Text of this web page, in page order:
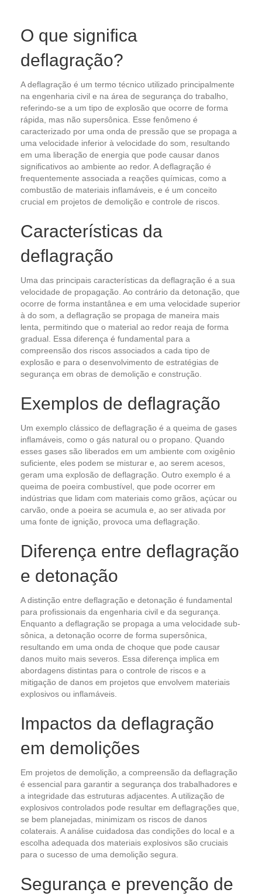
O que significa
deflagração?
A deflagração é um termo técnico utilizado principalmente
na engenharia civil e na área de segurança do trabalho,
referindo-se a um tipo de explosão que ocorre de forma
rápida, mas não supersônica. Esse fenômeno é
caracterizado por uma onda de pressão que se propaga a
uma velocidade inferior à velocidade do som, resultando
em uma liberação de energia que pode causar danos
significativos ao ambiente ao redor. A deflagração é
frequentemente associada a reações químicas, como a
combustão de materiais inflamáveis, e é um conceito
crucial em projetos de demolição e controle de riscos.
Características da
deflagração
Uma das principais características da deflagração é a sua
velocidade de propagação. Ao contrário da detonação, que
ocorre de forma instantânea e em uma velocidade superior
à do som, a deflagração se propaga de maneira mais
lenta, permitindo que o material ao redor reaja de forma
gradual. Essa diferença é fundamental para a
compreensão dos riscos associados a cada tipo de
explosão e para o desenvolvimento de estratégias de
segurança em obras de demolição e construção.
Exemplos de deflagração
Um exemplo clássico de deflagração é a queima de gases
inflamáveis, como o gás natural ou o propano. Quando
esses gases são liberados em um ambiente com oxigênio
suficiente, eles podem se misturar e, ao serem acesos,
geram uma explosão de deflagração. Outro exemplo é a
queima de poeira combustível, que pode ocorrer em
indústrias que lidam com materiais como grãos, açúcar ou
carvão, onde a poeira se acumula e, ao ser ativada por
uma fonte de ignição, provoca uma deflagração.
Diferença entre deflagração
e detonação
A distinção entre deflagração e detonação é fundamental
para profissionais da engenharia civil e da segurança.
Enquanto a deflagração se propaga a uma velocidade sub-
sônica, a detonação ocorre de forma supersônica,
resultando em uma onda de choque que pode causar
danos muito mais severos. Essa diferença implica em
abordagens distintas para o controle de riscos e a
mitigação de danos em projetos que envolvem materiais
explosivos ou inflamáveis.
Impactos da deflagração
em demolições
Em projetos de demolição, a compreensão da deflagração
é essencial para garantir a segurança dos trabalhadores e
a integridade das estruturas adjacentes. A utilização de
explosivos controlados pode resultar em deflagrações que,
se bem planejadas, minimizam os riscos de danos
colaterais. A análise cuidadosa das condições do local e a
escolha adequada dos materiais explosivos são cruciais
para o sucesso de uma demolição segura.
Segurança e prevenção de